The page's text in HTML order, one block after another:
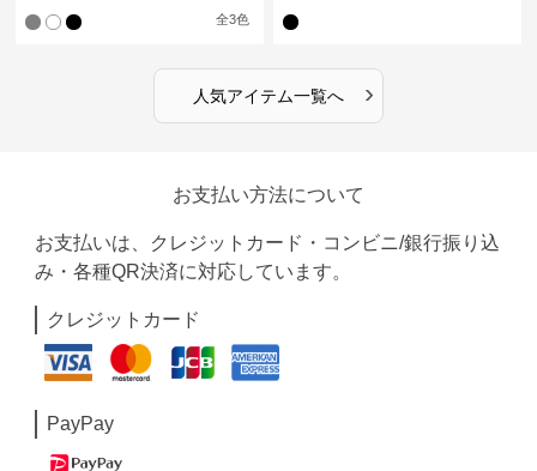
全3色
人気アイテム一覧へ ›
お支払い方法について
お支払いは、クレジットカード・コンビニ/銀行振り込
み・各種QR決済に対応しています。
クレジットカード
PayPay